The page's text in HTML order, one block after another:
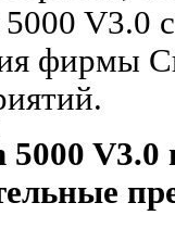
V3.0
фирмы
V3.0